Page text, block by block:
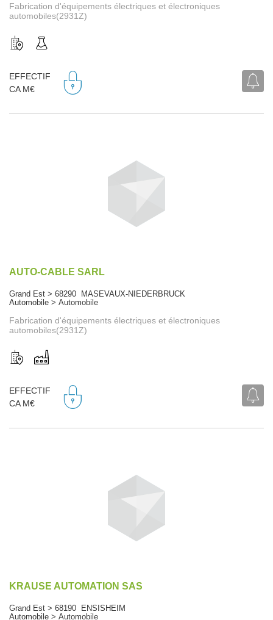
Fabrication d'équipements électriques et électroniques
automobiles(2931Z)
EFFECTIF
CA M€
AUTO-CABLE SARL
Grand Est > 68290 MASEVAUX-NIEDERBRUCK
Automobile > Automobile
Fabrication d'équipements électriques et électroniques
automobiles(2931Z)
EFFECTIF
CA M€
KRAUSE AUTOMATION SAS
Grand Est > 68190 ENSISHEIM
Automobile > Automobile